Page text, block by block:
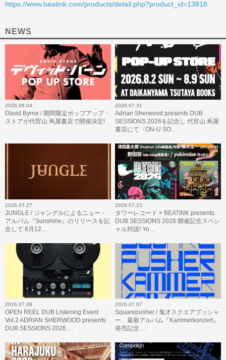
https://www.beatink.com/products/detail.php?product_id=13818
NEWS
2026.08.04
David Byrne / 期間限定ポップアップ・
ストアが代官山 蔦屋書店で開催決定!
2026.07.31
Adrian Sherwood presents DUB
SESSIONS 2026を記念し 代官山 蔦屋
書店にて〈ON-U SO…
2026.07.27
JUNGLE / ジャングルによるニュー・
アルバム『Sunshine』のリリースを記
念して 8月12…
2026.07.23
タワーレコード × BEATINK presents
DUB SESSIONS 2026 開催記念スペシ
ャル対談! Yo…
2026.07.08
OPEN REEL DUB Listening Event
Vol.2 ADRIAN SHERWOOD presents
DUB SESSIONS 2026 …
2026.07.07
Squarepusher / 鬼才スクエアプッシャ
ー、最新アルバム『Kammerkonzert』
発売記念 …